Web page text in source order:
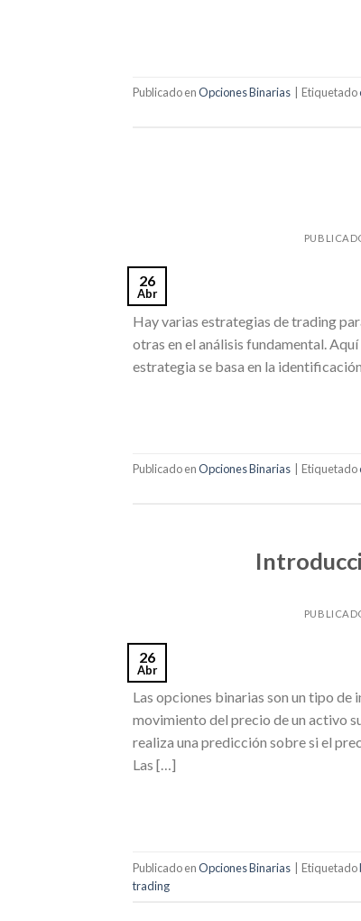
Publicado enOpciones Binarias Etiquetado
26
Abr
Hay varias estrategias de trading
otras en el análisis fundamental.
estrategia se basa en la
Publicado enOpciones Binarias Etiquetado
26
Abr
Las opciones binarias son un tipo
movimiento del precio de un activo
realiza una predicción sobre si el
Las […]
Publicado enOpciones Binarias Etiquetado
trading